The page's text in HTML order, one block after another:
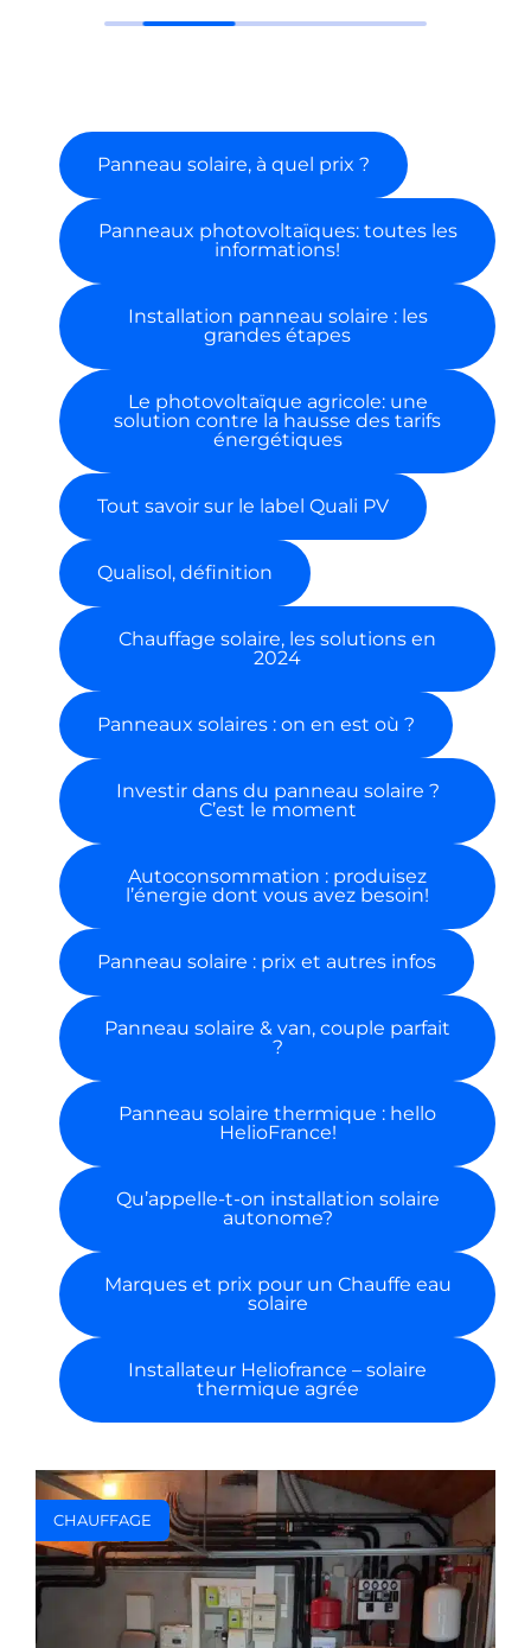
Panneau solaire, à quel prix ?
Panneaux photovoltaïques: toutes les
informations!
Installation panneau solaire : les
grandes étapes
Le photovoltaïque agricole: une
solution contre la hausse des tarifs
énergétiques
Tout savoir sur le label Quali PV
Qualisol, définition
Chauffage solaire, les solutions en
2024
Panneaux solaires : on en est où ?
Investir dans du panneau solaire ?
C’est le moment
Autoconsommation : produisez
l’énergie dont vous avez besoin!
Panneau solaire : prix et autres infos
Panneau solaire & van, couple parfait
?
Panneau solaire thermique : hello
HelioFrance!
Qu’appelle-t-on installation solaire
autonome?
Marques et prix pour un Chauffe eau
solaire
Installateur Heliofrance – solaire
thermique agrée
CHAUFFAGE